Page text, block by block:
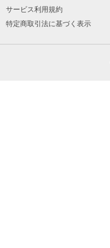
サービス利用規約
特定商取引法に基づく表示